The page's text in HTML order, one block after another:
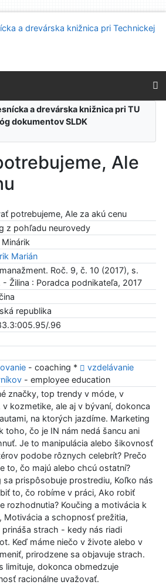
prístupnosti
a drevárska knižnica pri TU
dokumentov SLDK
Ale
potrebujeme, Ale za akú cenu
z pohľadu neurovedy
Minárik
Marián
Roč. 9, č. 10 (2017), s.
Žilina : Poradca podnikateľa, 2017
republika
.96
- coaching *
vzdelávanie
- employee education
značky, top trendy v móde, v
v kozmetike, ale aj v bývaní, dokonca
na ktorých jazdíme. Marketing
toho, čo je IN nám nedá šancu ani
Je to manipulácia alebo šikovnosť
podobe rôznych celebrít? Prečo
to, čo majú alebo chcú ostatní?
sa prispôsobuje prostrediu, Koľko nás
to, čo robíme v práci, Ako robiť
rozhodnutia? Koučing a motivácia k
Motivácia a schopnosť prežitia,
prináša strach - kedy nás riadi
Keď máme niečo v živote alebo v
prirodzene sa objavuje strach.
limituje, dokonca obmedzuje
racionálne uvažovať.